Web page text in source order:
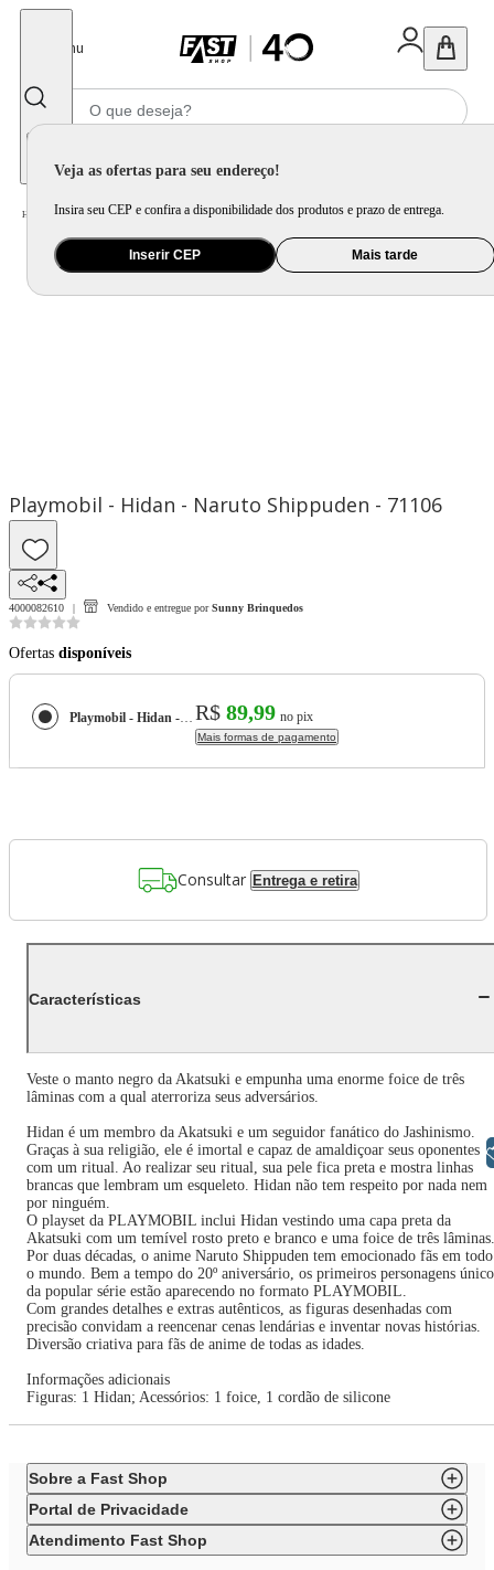
Menu
Veja as ofertas para seu endereço!
Insira seu CEP e confira a disponibilidade dos produtos e prazo de entrega.
Inserir CEP Mais tarde
Home Brinquedo e Colecionável / Para Colecionar
Playmobil - Hidan - Naruto Shippuden - 71106
4000082610 Vendido e entregue por Sunny Brinquedos
Ofertas disponíveis
Playmobil - Hidan - Naruto Shippuden - 71106 R$ 89,99 no pix
Mais formas de pagamento
Consultar Entrega e retira
Características
Veste o manto negro da Akatsuki e empunha uma enorme foice de três
lâminas com a qual aterroriza seus adversários.
Hidan é um membro da Akatsuki e um seguidor fanático do Jashinismo.
Graças à sua religião, ele é imortal e capaz de amaldiçoar seus oponentes
com um ritual. Ao realizar seu ritual, sua pele fica preta e mostra linhas
brancas que lembram um esqueleto. Hidan não tem respeito por nada nem
por ninguém.
O playset da PLAYMOBIL inclui Hidan vestindo uma capa preta da
Akatsuki com um temível rosto preto e branco e uma foice de três lâminas.
Por duas décadas, o anime Naruto Shippuden tem emocionado fãs em todo
o mundo. Bem a tempo do 20º aniversário, os primeiros personagens
da popular série estão aparecendo no formato PLAYMOBIL.
Com grandes detalhes e extras autênticos, as figuras desenhadas com
precisão convidam a reencenar cenas lendárias e inventar novas histórias.
Diversão criativa para fãs de anime de todas as idades.
Informações adicionais
Figuras: 1 Hidan; Acessórios: 1 foice, 1 cordão de silicone
Sobre a Fast Shop
Portal de Privacidade
Atendimento Fast Shop
Libras